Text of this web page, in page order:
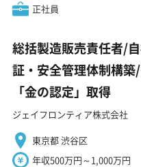
正社員
総括製造販売責任者/
証・安全管理体制構
「金の認定」取得
ジェイフロンティア株式会社
東京都 渋谷区
年収500万円～1,000万円